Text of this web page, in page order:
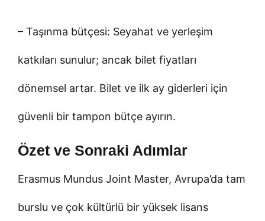
– Taşınma bütçesi: Seyahat ve yerleşim
katkıları sunulur; ancak bilet fiyatları
dönemsel artar. Bilet ve ilk ay giderleri için
güvenli bir tampon bütçe ayırın.
Özet ve Sonraki Adımlar
Erasmus Mundus Joint Master, Avrupa’da tam
burslu ve çok kültürlü bir yüksek lisans